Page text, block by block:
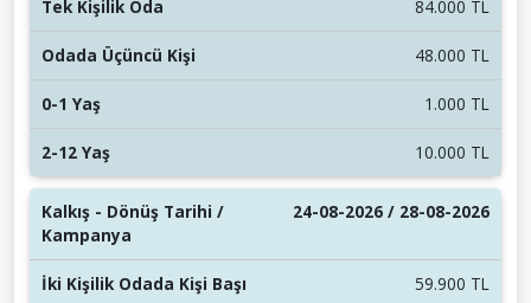
84.000 TL
48.000 TL
1.000 TL
10.000 TL
24-08-2026 / 28-08-2026
59.900 TL